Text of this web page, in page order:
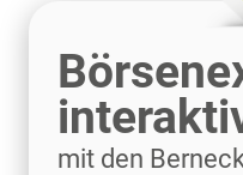
mit den